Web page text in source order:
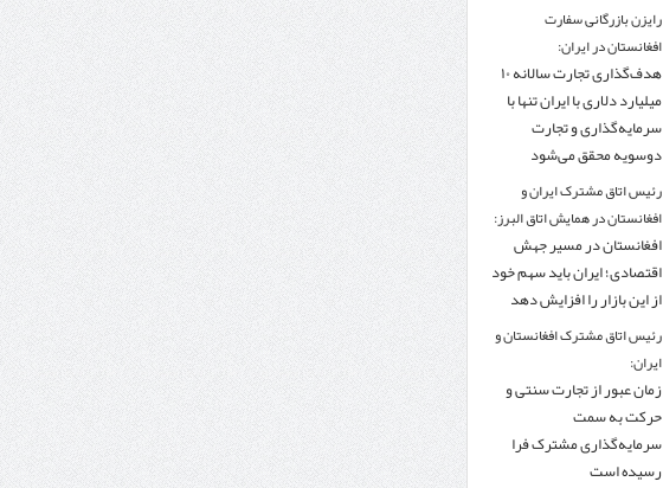
رایزن بازرگانی سفارت
افغانستان در ایران:
هدف‌گذاری تجارت سالانه ۱۰
میلیارد دلاری با ایران تنها با
سرمایه‌گذاری و تجارت
دوسویه محقق می‌شود
رئیس اتاق مشترک ایران و
افغانستان در همایش اتاق البرز:
افغانستان در مسیر جهش
اقتصادی؛ ایران باید سهم خود
از این بازار را افزایش دهد
رئیس اتاق مشترک افغانستان و
ایران:
زمان عبور از تجارت سنتی و
حرکت به سمت
سرمایه‌گذاری مشترک فرا
رسیده است